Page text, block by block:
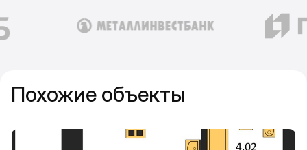
Похожие объекты